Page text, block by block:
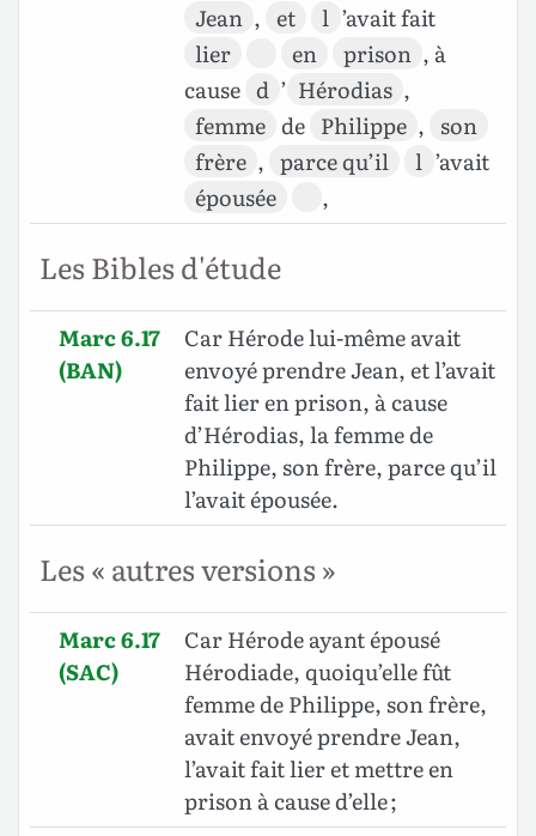
Jean , et l ’avait fait
lier
en prison , à
cause d ’ Hérodias ,
femme de Philippe , son
frère , parce qu’il l ’avait
épousée
,
Les Bibles d'étude
Marc 6.17
(BAN)
Car Hérode lui-même avait
envoyé prendre Jean, et l’avait
fait lier en prison, à cause
d’Hérodias, la femme de
Philippe, son frère, parce qu’il
l’avait épousée.
Les « autres versions »
Marc 6.17
(SAC)
Car Hérode ayant épousé
Hérodiade, quoiqu’elle fût
femme de Philippe, son frère,
avait envoyé prendre Jean,
l’avait fait lier et mettre en
prison à cause d’elle ;